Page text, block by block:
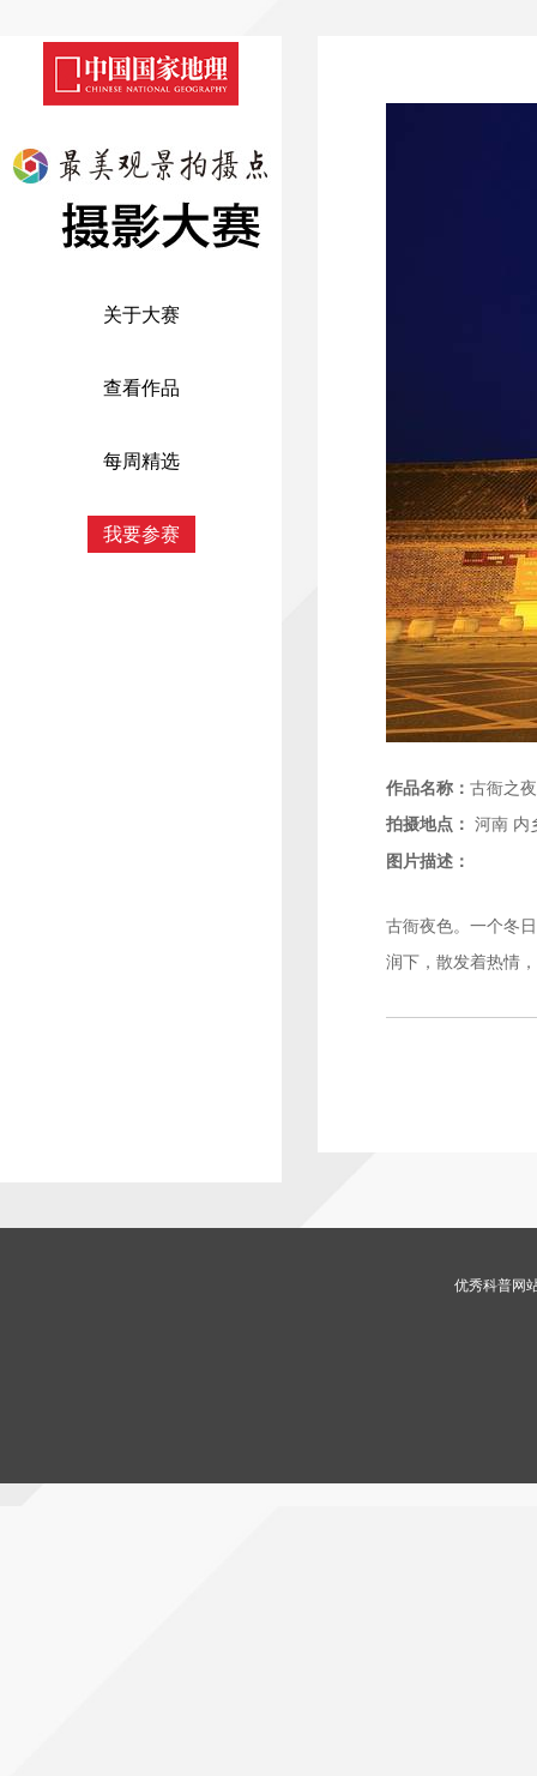
关于大赛
查看作品
每周精选
我要参赛
作品名称： 古衙之夜
拍摄地点： 河南 内
图片描述：
古衙夜色。一个冬
润下，散发着热情
优秀科普网